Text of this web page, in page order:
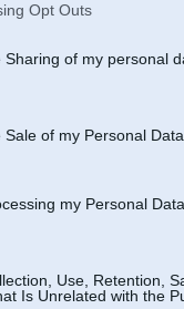
Opt Outs
of my personal
of my Personal
my Personal
Use, Retention,
Is Unrelated with the